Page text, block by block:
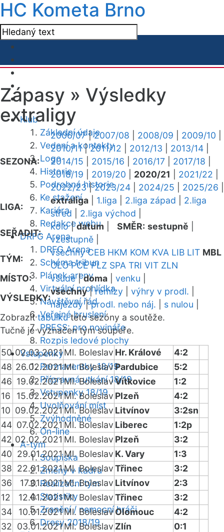
HC Kometa Brno
Klub
Základní údaje
Vedení a kontakty
Logo
Historie
Podrobná historie
Ke stažení
Kariéra
Redakce webu
DRFG Arena
DRFG Arena
Schéma tribun
Plánek areny
Virtuální prohlídka
Návštěvní řád
Veřejné bruslení
PRESS: pro novináře
Rozpis ledové plochy
Vstupenky
Permanentky 18/19
Přípravná utkání 18/19
Vstupenky 18/19
Uvolňování míst
Zvýhodněné
On-line
A-tým
Soupiska
Změny v kádru
Realizační tým
Statistiky
Zranění / nemocní hráči
Dresy 2018/19
Zápasy » Výsledky
extraligy
SEZONA:
2006/07|2007/08 2008/09 2009/10
2010/11|2011/12 2012/13 2013/14
2014/15
2015/16 2016/17 2017/18
2018/19
2019/20 2020/21 2021/22
2022/23|2023/24 2024/25 2025/26
LIGA:
extraliga 1.liga 2.liga západ
2.liga
střed
2.liga východ
SEŘADIT:
kolo|datum SMĚR: sestupně
vzestupně
TÝM:
všechny CEB HKM KOM KVA LIB LIT MBL
OLO PCE PLZ SPA TRI VIT ZLN
MÍSTO:
všude|doma venku
VÝSLEDKY:
všechny|remízy výhry v prodl.
nájezdy|prodl. nebo náj. s nulou
Zobrazittabulkutéto sezóny a soutěže.
Tučně je vyznačen tým soupeře.
50 02.03.2021Ml. Boleslav Hr. Králové
4:2
48 26.02.2021Ml. BoleslavPardubice
5:2
46 19.02.2021Ml. BoleslavVítkovice
1:2
16
15.02.2021Ml. Boleslav Plzeň
4:2
10 09.02.2021 Ml. Boleslav Litvínov
3:2sn
44 07.02.2021Ml. Boleslav Liberec
1:2p
42 02.02.2021 Ml. Boleslav Plzeň
3:2
40 29.01.2021Ml. Boleslav K. Vary
1:3
38 22.01.2021Ml. BoleslavTřinec
3:2
36
17.01.2021Ml. Boleslav Litvínov
2:3
12
12.01.2021Ml. BoleslavTřinec
3:2
34
10.01.2021Ml. BoleslavOlomouc
4:2
32 03.01.2021Ml. Boleslav Zlín
0:1